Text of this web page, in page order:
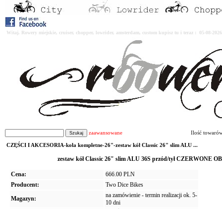
Witaj. Rowery miejskie, cruiser, chopper, lowrider, amsterdam, custom kupisz tu i teraz : 05-08-
zaawansowane Ilość
CZĘŚCI I AKCESORIA-koła kompletne-26"-zestaw kół Classic 26" slim ALU ...
zestaw kół Classic 26" slim ALU 36S przód/tył CZERWONE
Cena:
666.00 PLN
Producent:
Two Dice Bikes
Magazyn:
na zamówienie - termin realizacji ok. 5-
10 dni